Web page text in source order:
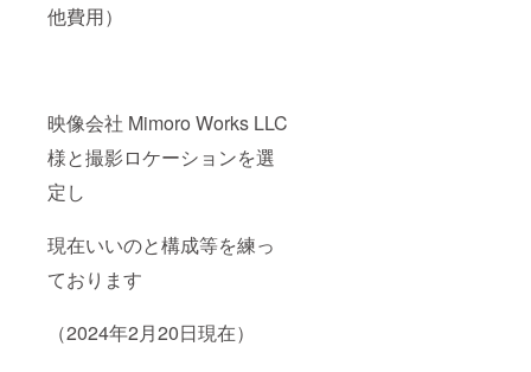
他費用）
映像会社 Mimoro Works LLC
様と撮影ロケーションを選
定し
現在いいのと構成等を練っ
ております
（2024年2月20日現在）